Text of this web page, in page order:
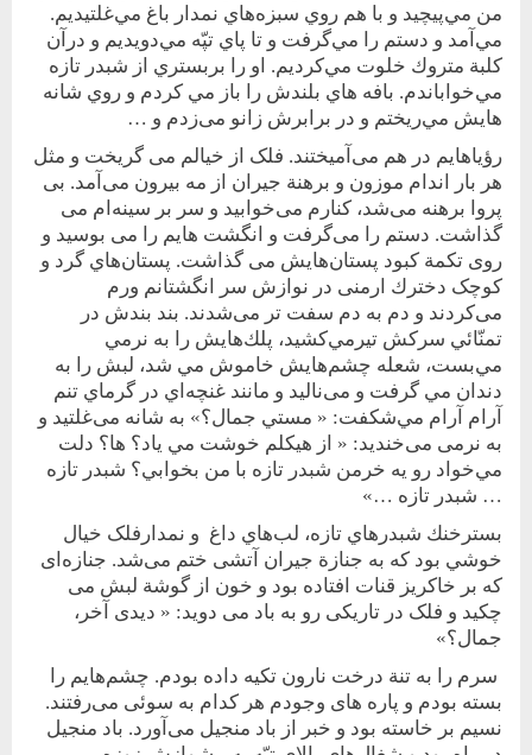
من مي‌پيچيد و با هم روي سبزه‌هاي نمدار باغ مي‌غلتيديم.
مي‌آمد و دستم را مي‌گرفت و تا پاي تپّه مي‌دويديم و در‌آن
کلبة متروك خلوت مي‌كرديم. او را بربستري از شبدر تازه
مي‌خواباندم. بافه هاي بلندش را باز مي كردم و روي شانه
هايش مي‌ريختم و در برابرش زانو می‌زدم و …
رؤياهايم در هم می‌آميختند. فلک از خيالم می گريخت و مثل
هر بار اندام موزون و برهنة جيران از مه بيرون می‌آمد. بی
پروا برهنه می‌شد، کنارم می‌خوابيد و سر بر سينه‌ام می
گذاشت. دستم را می‌گرفت و انگشت هايم را می بوسيد و
روی تکمة کبود پستان‌هايش می‌ گذاشت. پستان‌هاي گرد و
کوچک دخترك ارمنی در نوازش سر انگشتانم ورم
می‌کردند و دم به دم سفت تر می‌شدند. بند بندش در
تمنّائي سركش تيرمي‌كشيد، پلك‌هايش را به نرمي
مي‌بست، شعله چشم‌هايش خاموش مي شد، لبش را به
دندان مي گرفت و می‌ناليد و مانند غنچه‌اي در گرماي تنم
آرام آرام مي‌شكفت: « مستي جمال؟» به شانه می‌غلتيد و
به نرمی می‌خنديد: « از هيكلم خوشت مي ياد؟ ها؟ دلت
مي‌خواد رو يه خرمن شبدر تازه با من بخوابي؟ شبدر تازه
… شبدر تازه …»
بسترخنك شبدرهاي تازه، لب‌هاي داغ و نمدارفلک خيال
خوشي بود كه به جنازة جيران آتشی ختم می‌شد. جنازه‌ای
که بر خاکريز قنات افتاده بود و خون از گوشة لبش می
چکيد و فلک در تاريکی رو به باد می دويد: « ديدی آخر،
جمال؟»
سرم را به تنة درخت نارون تکيه داده بودم. چشم‌هايم را
بسته بودم و پاره های وجودم هر کدام به سوئی می‌رفتند.
نسيم بر خاسته بود و خبر از باد منجيل می‌آورد. باد منجيل